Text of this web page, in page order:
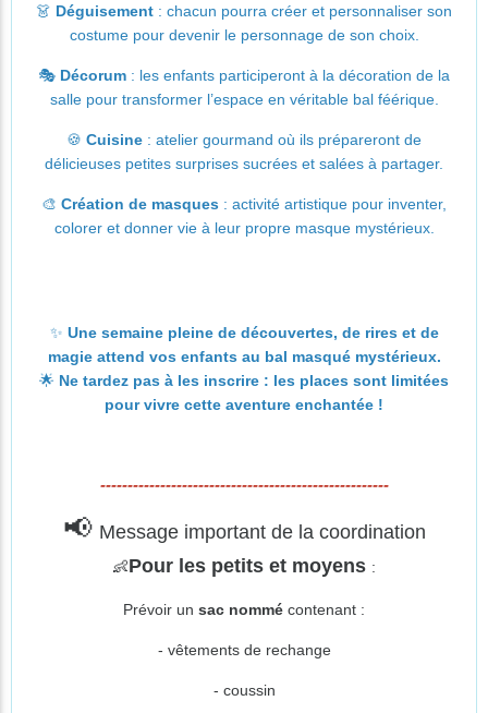
👗 Déguisement : chacun pourra créer et personnaliser son
costume pour devenir le personnage de son choix.
🎭 Décorum : les enfants participeront à la décoration de la
salle pour transformer l’espace en véritable bal féérique.
🍪 Cuisine : atelier gourmand où ils prépareront de
délicieuses petites surprises sucrées et salées à partager.
🎨 Création de masques : activité artistique pour inventer,
colorer et donner vie à leur propre masque mystérieux.
✨ Une semaine pleine de découvertes, de rires et de
magie attend vos enfants au bal masqué mystérieux.
🌟 Ne tardez pas à les inscrire : les places sont limitées
pour vivre cette aventure enchantée !
-----------------------------------------------------
📢 Message important de la coordination
👶Pour les petits et moyens :
Prévoir un sac nommé contenant :
- vêtements de rechange
- coussin